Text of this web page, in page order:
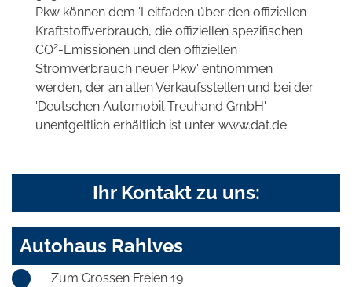
Pkw können dem 'Leitfaden über den offiziellen
Kraftstoffverbrauch, die offiziellen spezifischen
CO2-Emissionen und den offiziellen
Stromverbrauch neuer Pkw' entnommen
werden, der an allen Verkaufsstellen und bei der
'Deutschen Automobil Treuhand GmbH'
unentgeltlich erhältlich ist unter www.dat.de.
Ihr Kontakt zu uns:
Autohaus Rahlves
Zum Grossen Freien 19